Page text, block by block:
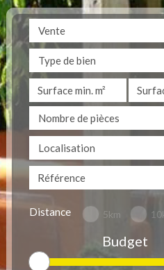
Vente
Type de bien
Nombre de pièces
Localisation
Distance 5km
Budget